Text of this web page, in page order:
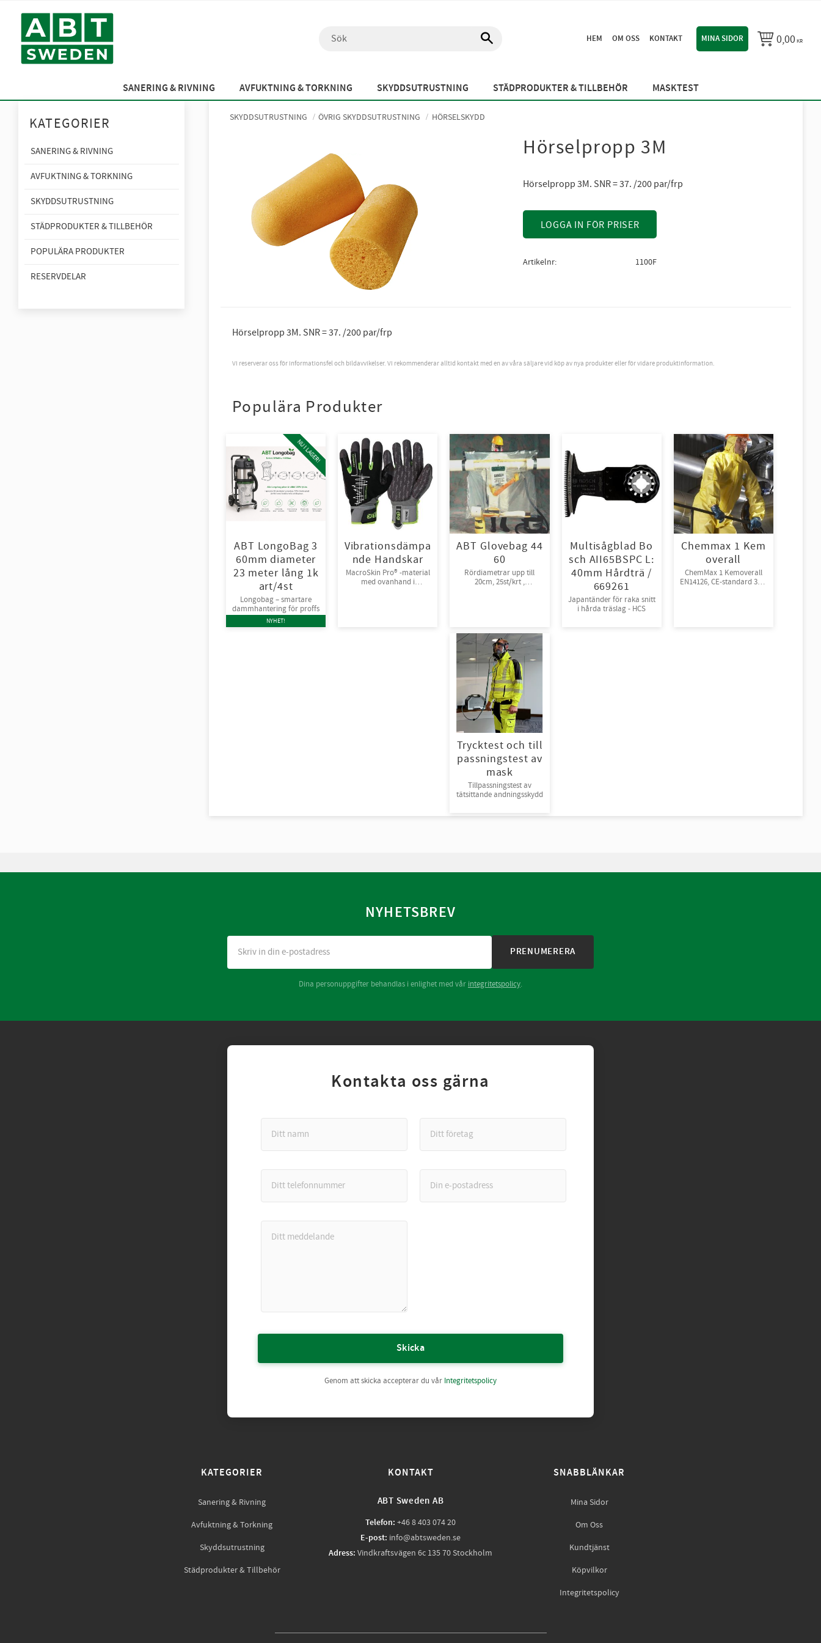
HEM OM OSS KONTAKT MINA SIDOR 0,00KR
SANERING & RIVNING AVFUKTNING & TORKNING SKYDDSUTRUSTNING STÄDPRODUKTER & TILLBEHÖR MASKTEST
SKYDDSUTRUSTNING ÖVRIG SKYDDSUTRUSTNING HÖRSELSKYDD
Hörselpropp 3M
Hörselpropp 3M. SNR = 37. /200 par/frp
LOGGA IN FÖR PRISER
Artikelnr 1100F
Hörselpropp 3M. SNR = 37. /200 par/frp
Vi reserverar oss för informationsfel och bildavvikelser. Vi rekommenderar alltid kontakt med en av våra säljare vid köp av nya produkter eller för vidare produktinformation.
Populära Produkter
ABT LongoBag 3
60mm diameter
23 meter lång 1k
art/4st
Longobag – smartare
dammhantering för proffs
NU I LAGER!
NYHET!
Vibrationsdämpa
nde Handskar
MacroSkin Pro® -material
med ovanhand i
ABT Glovebag 44
60
Rördiametrar upp till
20cm, 25st/krt ,
Multisågblad Bo
sch AII65BSPC L:
40mm Hårdträ /
669261
Japantänder för raka snitt
i hårda träslag - HCS
Chemmax 1 Kem
overall
ChemMax 1 Kemoverall
EN14126, CE-standard 3-B,
Trycktest och till
passningstest av
mask
Tillpassningstest av
tätsittande andningsskydd
KATEGORIER
SANERING & RIVNING
AVFUKTNING & TORKNING
SKYDDSUTRUSTNING
STÄDPRODUKTER & TILLBEHÖR
POPULÄRA PRODUKTER
RESERVDELAR
NYHETSBREV
PRENUMERERA
Dina personuppgifter behandlas i enlighet med vår integritetspolicy.
Kontakta oss gärna
Skicka
Genom att skicka accepterar du vår Integritetspolicy
KATEGORIER
Sanering & Rivning
Avfuktning & Torkning
Skyddsutrustning
Städprodukter & Tillbehör
KONTAKT
ABT Sweden AB
Telefon: +46 8 403 074 20
E-post: info@abtsweden.se
Adress: Vindkraftsvägen 6c 135 70 Stockholm
SNABBLÄNKAR
Mina Sidor
Om Oss
Kundtjänst
Köpvilkor
Integritetspolicy